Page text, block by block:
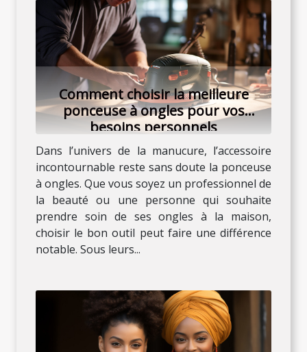
Comment choisir la meilleure
ponceuse à ongles pour vos
besoins personnels
Dans l’univers de la manucure, l’accessoire
incontournable reste sans doute la ponceuse
à ongles. Que vous soyez un professionnel de
la beauté ou une personne qui souhaite
prendre soin de ses ongles à la maison,
choisir le bon outil peut faire une différence
notable. Sous leurs...